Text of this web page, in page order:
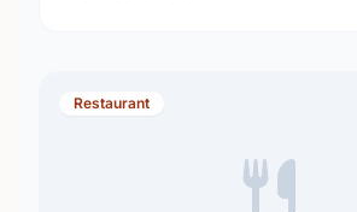
Restaurant